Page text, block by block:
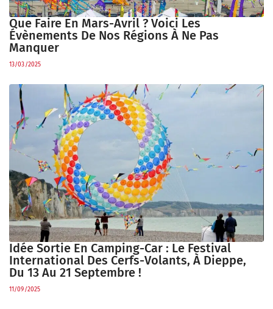
Que Faire En Mars-Avril ? Voici Les
Évènements De Nos Régions À Ne Pas
Manquer
13/03/2025
Idée Sortie En Camping-Car : Le Festival
International Des Cerfs-Volants, À Dieppe,
Du 13 Au 21 Septembre !
11/09/2025